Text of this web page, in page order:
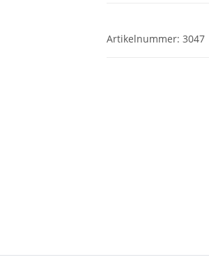
Artikelnummer: 3047